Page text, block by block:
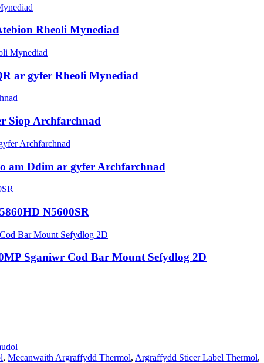
Rheoli Mynediad
ar gyfer Rheoli Mynediad
Siop Archfarchnad
am Ddim ar gyfer Archfarchnad
N5600SR
Sganiwr Cod Bar Mount Sefydlog 2D
, Mecanwaith Argraffydd Thermol, Argraffydd Sticer Label Thermol,